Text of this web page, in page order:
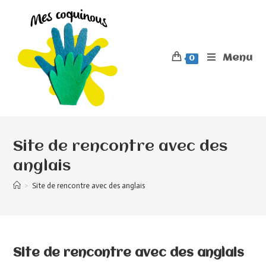
0 Menu
Site de rencontre avec des
anglais
> Site de rencontre avec des anglais
Site de rencontre avec des anglais